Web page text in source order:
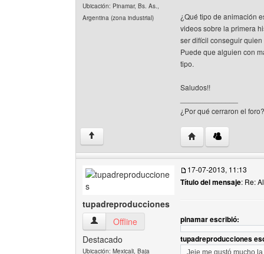
Ubicación: Pinamar, Bs. As.,
Argentina (zona industrial)
¿Qué tipo de animación
videos sobre la primera
ser difícil conseguir
Puede que alguien con
tipo.
Saludos!!
¿Por qué cerraron el foro?
↑ Visitar sitio web del
tupadreproducciones
tupadreproducciones Ver perfil del usuario
Offline
Destacado
Ubicación: Mexicali, Baja
17-07-2013, 11:13
Título del mensaje: Re:
pinamar escribió:
tupadreproducciones
Jeje me gustó mucho